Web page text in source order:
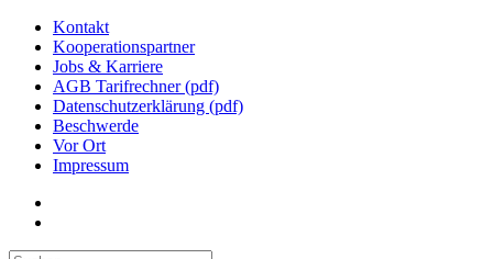
Kontakt
Kooperationspartner
Jobs & Karriere
AGB Tarifrechner (pdf)
Datenschutzerklärung (pdf)
Beschwerde
Vor Ort
Impressum